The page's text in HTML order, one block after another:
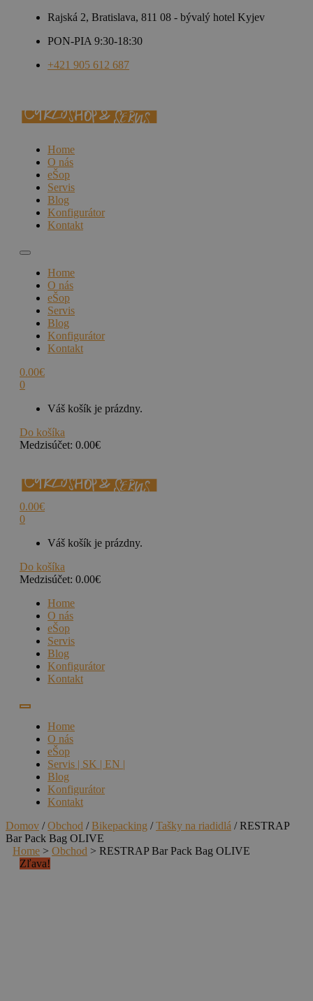
Rajská 2, Bratislava, 811 08 - bývalý hotel Kyjev
PON-PIA 9:30-18:30
+421 905 612 687
Home
O nás
eŠop
Servis
Blog
Konfigurátor
Kontakt
Home
O nás
eŠop
Servis
Blog
Konfigurátor
Kontakt
0.00€
0
Váš košík je prázdny.
Do košíka
Medzisúčet: 0.00€
0.00€
0
Váš košík je prázdny.
Do košíka
Medzisúčet: 0.00€
Home
O nás
eŠop
Servis
Blog
Konfigurátor
Kontakt
Home
O nás
eŠop
Servis | SK | EN |
Blog
Konfigurátor
Kontakt
Domov /Obchod /Bikepacking /Tašky na riadidlá / RESTRAP
Bar Pack Bag OLIVE
Home > Obchod > RESTRAP Bar Pack Bag OLIVE
Zľava!